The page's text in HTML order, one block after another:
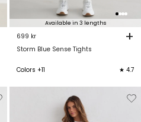
Available in 3 lengths
Storm Blue Sense Tights
699 kr +
Colors +11 ★ 4.7
Toevoegen
verlanglijstje